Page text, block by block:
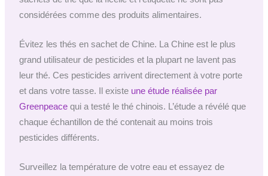
considérées comme des produits alimentaires.
Évitez les thés en sachet de Chine. La Chine est le plus
grand utilisateur de pesticides et la plupart ne lavent pas
leur thé. Ces pesticides arrivent directement à votre porte
et dans votre tasse. Il existe une étude réalisée par
Greenpeacequi a testé le thé chinois. L’étude a révélé que
chaque échantillon de thé contenait au moins trois
pesticides différents.
Surveillez la température de votre eau et essayez de